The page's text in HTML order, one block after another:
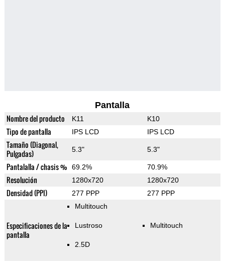
Pantalla
Nombre del producto K11 K10
Tipo de pantalla IPS LCD IPS LCD
Tamaño (Diagonal,
Pulgadas)
5.3" 5.3"
Pantalalla / chasis % 69.2% 70.9%
Resolución 1280x720 1280x720
Densidad (PPI) 277 PPP 277 PPP
Especificaciones de la
pantalla
Multitouch
Lustroso
2.5D
Multitouch